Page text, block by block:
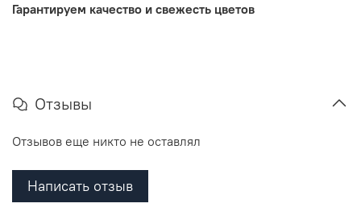
Гарантируем качество и свежесть цветов
Отзывы
Отзывов еще никто не оставлял
Написать отзыв